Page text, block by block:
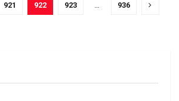
921 922 923 … 936